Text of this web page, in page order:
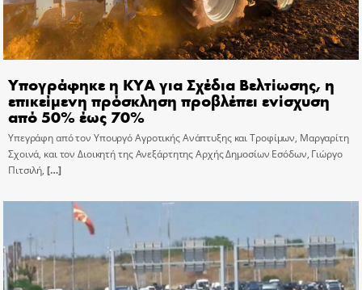
Υπογράφηκε η ΚΥΑ για Σχέδια Βελτίωσης, η
επικείμενη πρόσκληση προβλέπει ενίσχυση
από 50% έως 70%
Υπεγράφη από τον Υπουργό Αγροτικής Ανάπτυξης και Τροφίμων, Μαργαρίτη
Σχοινά, και τον Διοικητή της Ανεξάρτητης Αρχής Δημοσίων Εσόδων, Γιώργο
Πιτσιλή, […]